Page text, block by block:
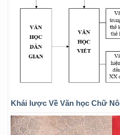
Khái lược Về Văn học Chữ